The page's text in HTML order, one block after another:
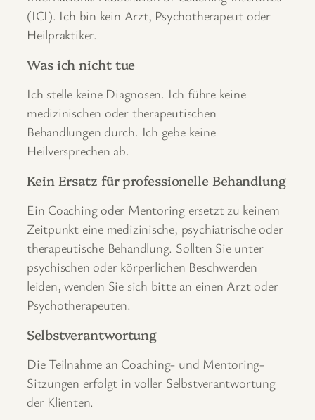
(ICI). Ich bin kein Arzt, Psychotherapeut oder
Heilpraktiker.
Was ich nicht tue
Ich stelle keine Diagnosen. Ich führe keine
medizinischen oder therapeutischen
Behandlungen durch. Ich gebe keine
Heilversprechen ab.
Kein Ersatz für professionelle Behandlung
Ein Coaching oder Mentoring ersetzt zu keinem
Zeitpunkt eine medizinische, psychiatrische oder
therapeutische Behandlung. Sollten Sie unter
psychischen oder körperlichen Beschwerden
leiden, wenden Sie sich bitte an einen Arzt oder
Psychotherapeuten.
Selbstverantwortung
Die Teilnahme an Coaching- und Mentoring-
Sitzungen erfolgt in voller Selbstverantwortung
der Klienten.